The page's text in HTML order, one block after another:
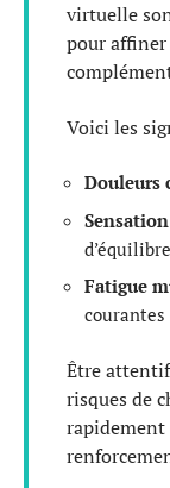
virtuelle
pour
Voici les
Douleurs
d’équilibre
Fatigue
courantes
Être
risques de
rapidement